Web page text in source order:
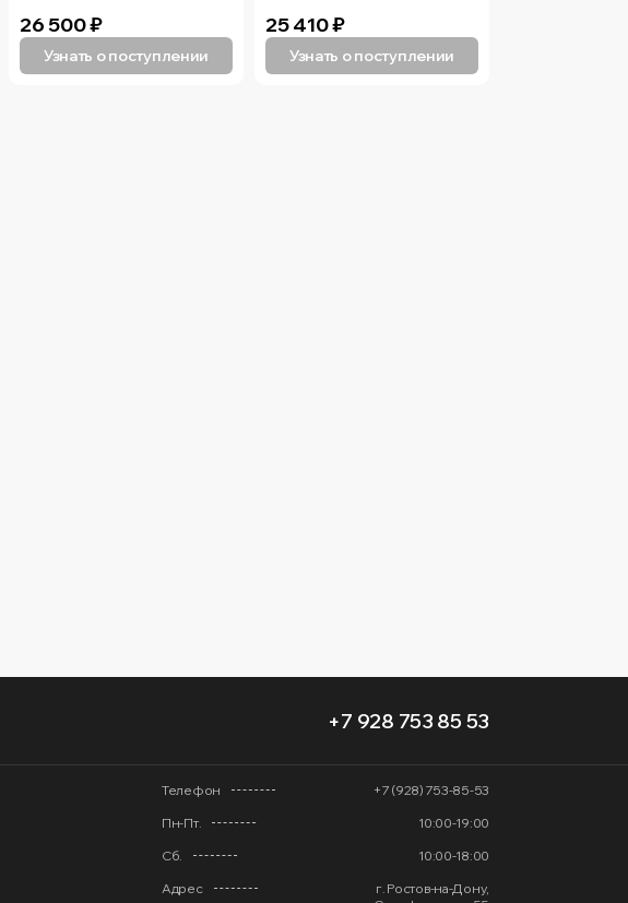
26 500₽
Узнать о поступлении
25 410₽
Узнать о поступлении
+7 928 753 85 53
Телефон
+7 (928) 753-85-53
Пн-Пт.
10:00-19:00
Сб.
10:00-18:00
Адрес
г. Ростов-на-Дону,